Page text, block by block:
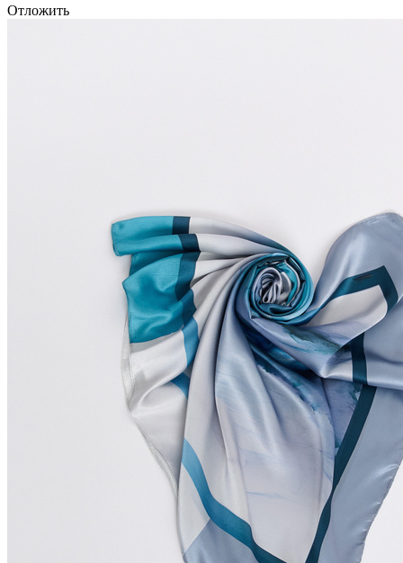
Отложить